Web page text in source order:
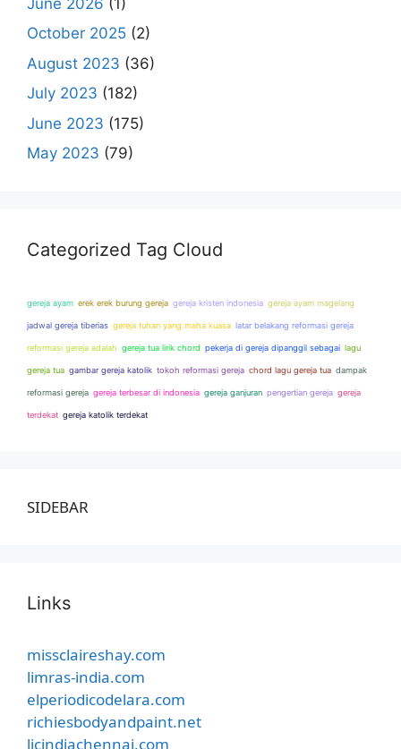
October 2025 (2)
August 2023 (36)
July 2023 (182)
June 2023 (175)
May 2023 (79)
Categorized Tag Cloud
gereja ayam erek erek burung gereja gereja kristen indonesia gereja ayam magelang
jadwal gereja tiberias gereja tuhan yang maha kuasa latar belakang reformasi gereja
reformasi gereja adalah gereja tua lirik chord pekerja di gereja dipanggil sebagai lagu
gereja tua gambar gereja katolik tokoh reformasi gereja chord lagu gereja tua dampak
reformasi gereja gereja terbesar di indonesia gereja ganjuran pengertian gereja gereja
terdekat gereja katolik terdekat
SIDEBAR
Links
missclaireshay.com
limras-india.com
elperiodicodelara.com
richiesbodyandpaint.net
licindiachennai.com